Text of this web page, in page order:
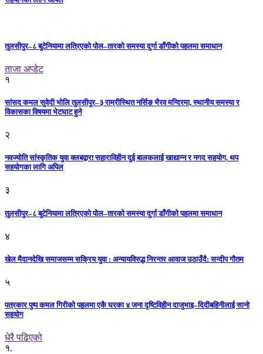
तुलसीपुर–८ बुटेनियामा लत्रिएको पोल–तारको समस्या दुर्गा डाँगीको पहलमा समाधान
ताजा अप्डेट
१
सांसद कमल सुवेदी भोलि तुलसीपुर–३ राम्रीस्थित नर्सिङ भैरव मन्दिरमा, स्थानीय समस्या र
विकासका विषयमा भेटघाट हुने
२
नवज्योति सांस्कृतिक युवा क्लबद्वारा सहाराविहीन दुई बालकलाई खाद्यान्न र नगद सहयोग, थप
सहयोगका लागि अपिल
३
तुलसीपुर–८ बुटेनियामा लत्रिएको पोल–तारको समस्या दुर्गा डाँगीको पहलमा समाधान
४
खेल मैदानदेखि समाजसम्म सक्रिय युवा : अन्यायविरुद्ध निरन्तर आवाज उठाउँदै: सन्दीप गौतम
५
पत्रकार पुष्प कमल गिरीको पहलमा एकै घरका ४ जना दृष्टिविहीन दाजुभाइ–दिदीबहिनीलाई सानो
सहयोग
धेरै पढिएको
१.